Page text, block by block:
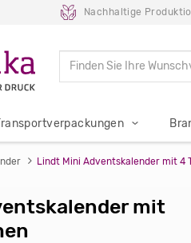
Nachhaltige
Lindt Mini Adventskalender mit 4
mit